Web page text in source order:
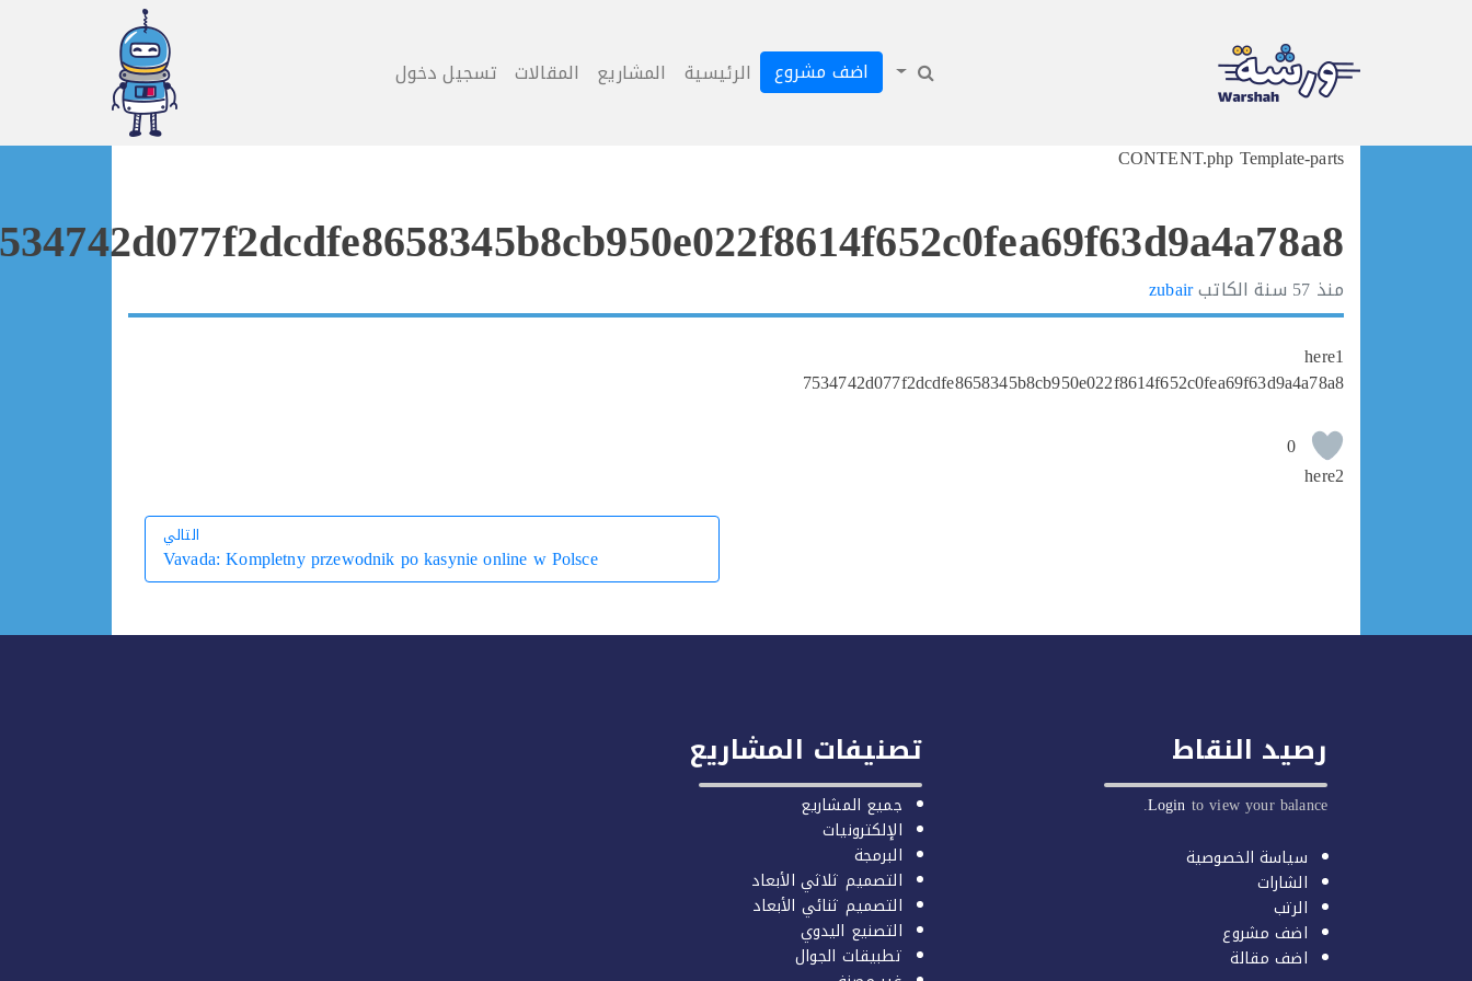
اضف مشروع الرئيسية المشاريع المقالات تسجيل دخول
Skip
CONTENT.php Template-parts
منذ 57 سنة الكاتبzubair
here1
7534742d077f2dcdfe8658345b8cb950e022f8614f652c0fea69f63d9a4a78a8
0
here2
التالي
التالي
Vavada: Kompletny przewodnik po kasynie online w Polsce
رصيد النقاط
Login to view your balance.
سياسة الخصوصية
الشارات
الرتب
اضف مشروع
اضف مقالة
تصنيفات المشاريع
جميع المشاريع
الإلكترونيات
البرمجة
التصميم ثلاثي الأبعاد
التصميم ثنائي الأبعاد
التصنيع اليدوي
تطبيقات الجوال